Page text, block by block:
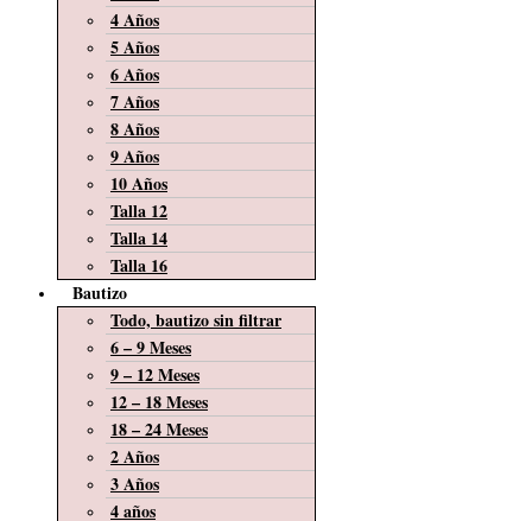
4 Años
5 Años
6 Años
7 Años
8 Años
9 Años
10 Años
Talla 12
Talla 14
Talla 16
Bautizo
Todo, bautizo sin filtrar
6 – 9 Meses
9 – 12 Meses
12 – 18 Meses
18 – 24 Meses
2 Años
3 Años
4 años